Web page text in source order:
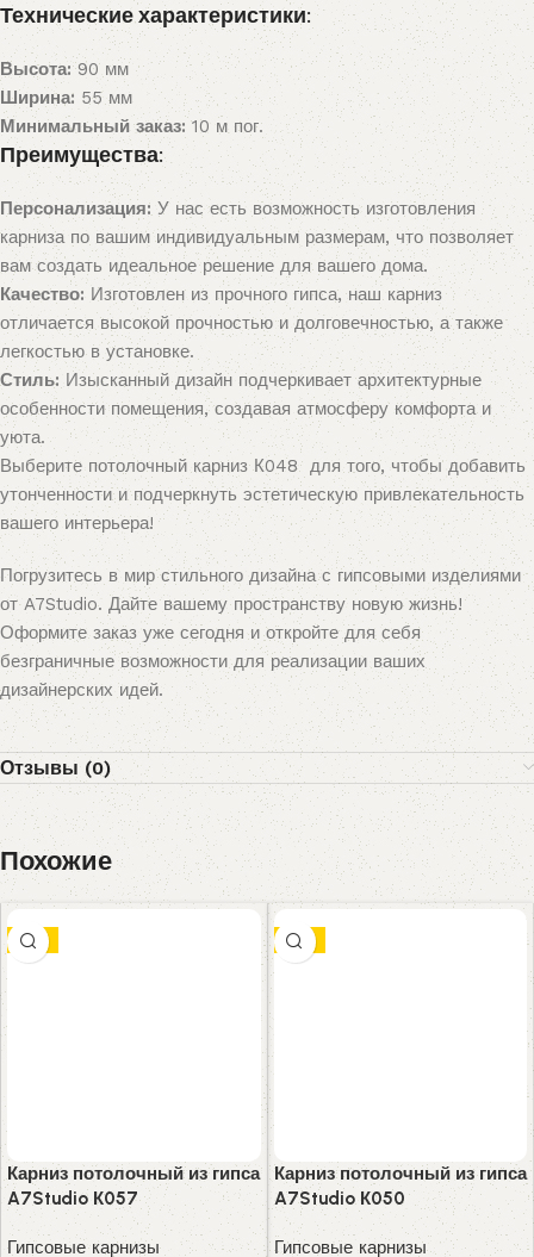
Технические характеристики:
Высота:90 мм
Ширина: 55 мм
Минимальный заказ: 10 м пог.
Преимущества:
Персонализация: У нас есть возможность изготовления
карниза по вашим индивидуальным размерам, что позволяет
вам создать идеальное решение для вашего дома.
Качество: Изготовлен из прочного гипса, наш карниз
отличается высокой прочностью и долговечностью, а также
легкостью в установке.
Стиль: Изысканный дизайн подчеркивает архитектурные
особенности помещения, создавая атмосферу комфорта и
уюта.
Выберите потолочный карниз К048 для того, чтобы добавить
утонченности и подчеркнуть эстетическую привлекательность
вашего интерьера!
Погрузитесь в мир стильного дизайна с гипсовыми изделиями
от A7Studio. Дайте вашему пространству новую жизнь!
Оформите заказ уже сегодня и откройте для себя
безграничные возможности для реализации ваших
дизайнерских идей.
Отзывы (0)
Похожие
-8%
Карниз потолочный из гипса
A7Studio К057
Гипсовые карнизы
-8%
Карниз потолочный из гипса
A7Studio К050
Гипсовые карнизы